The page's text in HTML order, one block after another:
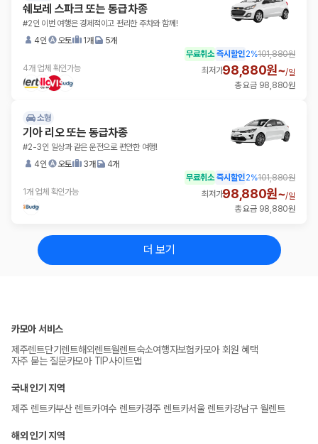
쉐보레 스파크 또는 동급차종
#2인 이번 여행은 경제적이고 편리한 주차와 함께!
4인
오토 1개 5개
4개 업체 확인가능
무료취소 즉시할인2%101,880원
최저가98,880원~/일
총 요금 98,880원
소형
기아 리오 또는 동급차종
#2-3인 일상과 같은 운전으로 편안한 여행!
4인
오토 3개 4개
1개 업체 확인가능
무료취소 즉시할인2%101,880원
최저가98,880원~/일
총 요금 98,880원
더 보기
카모아 서비스
제주렌트단기렌트해외렌트월렌트숙소여행자보험카모아 회원 혜택
자주 묻는 질문카모아 TIP사이트맵
국내 인기 지역
제주 렌트카부산 렌트카여수 렌트카경주 렌트카서울 렌트카강남구 월렌트
해외 인기 지역